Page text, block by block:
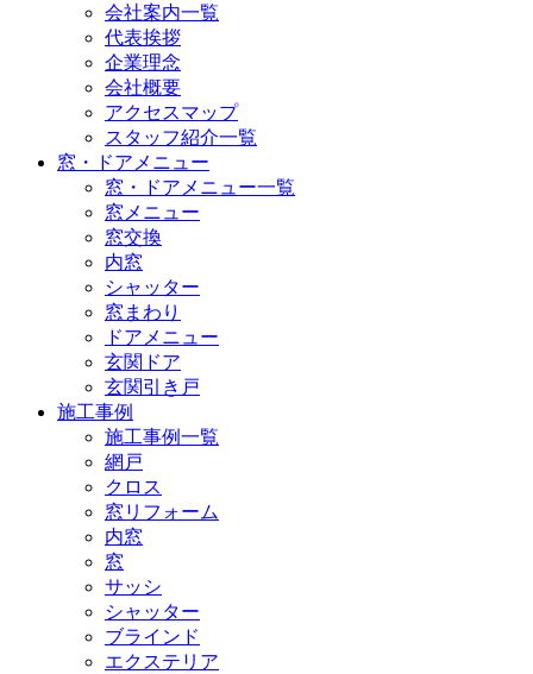
会社案内一覧
代表挨拶
企業理念
会社概要
アクセスマップ
スタッフ紹介一覧
窓・ドアメニュー
窓・ドアメニュー一覧
窓メニュー
窓交換
内窓
シャッター
窓まわり
ドアメニュー
玄関ドア
玄関引き戸
施工事例
施工事例一覧
網戸
クロス
窓リフォーム
内窓
窓
サッシ
シャッター
ブラインド
エクステリア